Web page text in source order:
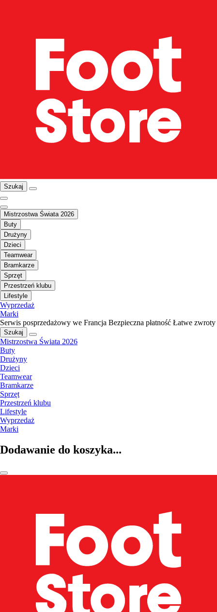
Szukaj
Mistrzostwa Świata 2026
Buty
Drużyny
Dzieci
Teamwear
Bramkarze
Sprzęt
Przestrzeń klubu
Lifestyle
Wyprzedaż
Marki
Serwis posprzedażowy we Francja Bezpieczna płatność Łatwe zwroty
Szukaj
Mistrzostwa Świata 2026
Buty
Drużyny
Dzieci
Teamwear
Bramkarze
Sprzęt
Przestrzeń klubu
Lifestyle
Wyprzedaż
Marki
Dodawanie do koszyka...